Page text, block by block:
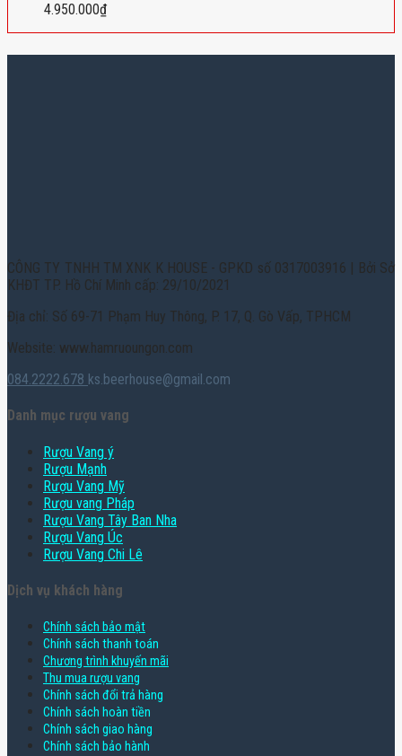
4.950.000₫
CÔNG TY TNHH TM XNK K HOUSE - GPKD số 0317003916 | Bởi Sở
KHĐT TP. Hồ Chí Minh cấp: 29/10/2021
Địa chỉ: Số 69-71 Phạm Huy Thông, P. 17, Q. Gò Vấp, TPHCM
Website: www.hamruoungon.com
084.2222.678 ks.beerhouse@gmail.com
Danh mục rượu vang
Rượu Vang ý
Rượu Mạnh
Rượu Vang Mỹ
Rượu vang Pháp
Rượu Vang Tây Ban Nha
Rượu Vang Úc
Rượu Vang Chi Lê
Dịch vụ khách hàng
Chính sách bảo mật
Chính sách thanh toán
Chương trình khuyến mãi
Thu mua rượu vang
Chính sách đổi trả hàng
Chính sách hoàn tiền
Chính sách giao hàng
Chính sách bảo hành